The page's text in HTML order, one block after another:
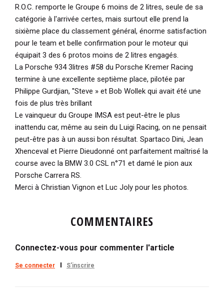
R.O.C. remporte le Groupe 6 moins de 2 litres, seule de sa
catégorie à l'arrivée certes, mais surtout elle prend la
sixième place du classement général, énorme satisfaction
pour le team et belle confirmation pour le moteur qui
équipait 3 des 6 protos moins de 2 litres engagés.
La Porsche 934 3litres #58 du Porsche Kremer Racing
termine à une excellente septième place, pilotée par
Philippe Gurdjian, ''Steve » et Bob Wollek qui avait été une
fois de plus très brillant
Le vainqueur du Groupe IMSA est peut-être le plus
inattendu car, même au sein du Luigi Racing, on ne pensait
peut-être pas à un aussi bon résultat. Spartaco Dini, Jean
Xhenceval et Pierre Dieudonné ont parfaitement maîtrisé la
course avec la BMW 3.0 CSL n°71 et damé le pion aux
Porsche Carrera RS.
Merci à Christian Vignon et Luc Joly pour les photos.
COMMENTAIRES
Connectez-vous pour commenter l'article
Se connecter S'inscrire